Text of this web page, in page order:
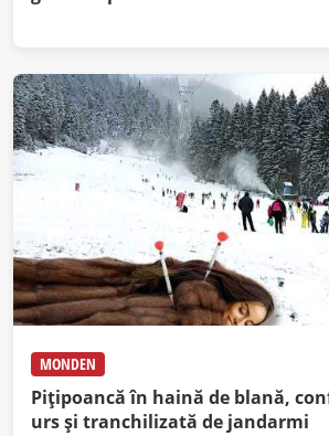
MONDEN
Piţipoancă în haină de blană,
urs şi tranchilizată de jandarmi